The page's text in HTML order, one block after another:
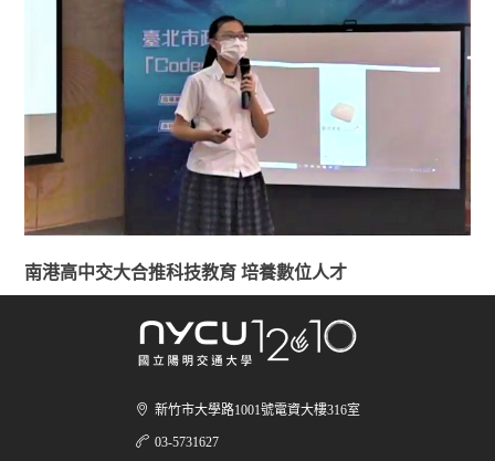
南港高中交大合推科技教育 培養數位人才
新竹市大學路1001號電資大樓316室
03-5731627